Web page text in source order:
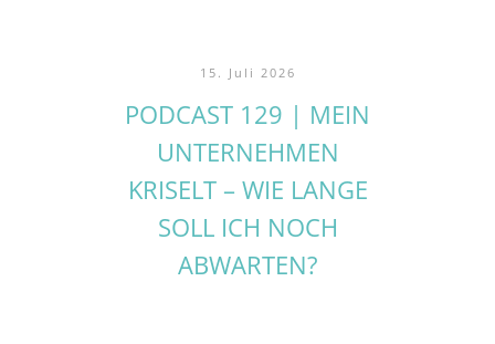
15. Juli 2026
PODCAST 129 | MEIN
UNTERNEHMEN
KRISELT – WIE LANGE
SOLL ICH NOCH
ABWARTEN?